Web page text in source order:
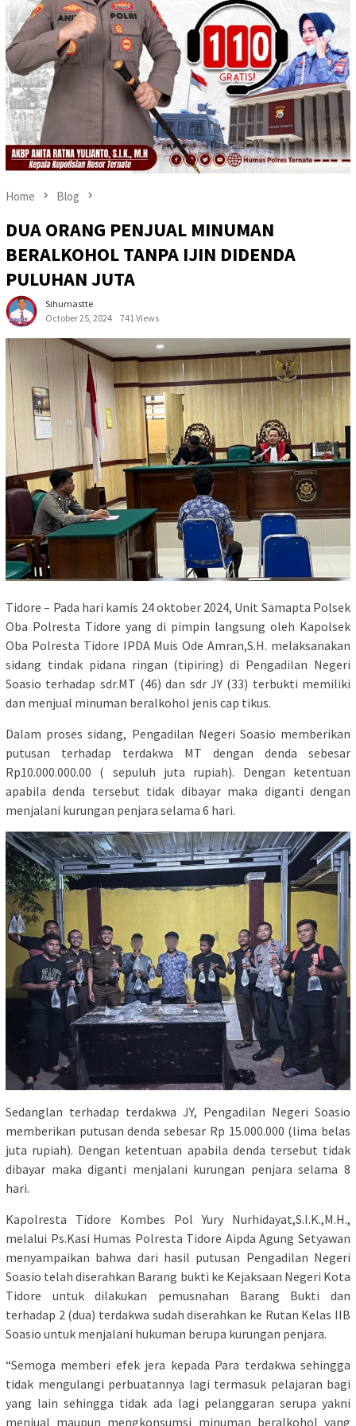
Home Blog
DUA ORANG PENJUAL MINUMAN
BERALKOHOL TANPA IJIN DIDENDA
PULUHAN JUTA
Sihumastte
October 25, 2024
741 Views
Tidore – Pada hari kamis 24 oktober 2024, Unit Samapta Polsek
Oba Polresta Tidore yang di pimpin langsung oleh Kapolsek
Oba Polresta Tidore IPDA Muis Ode Amran,S.H. melaksanakan
sidang tindak pidana ringan (tipiring) di Pengadilan Negeri
Soasio terhadap sdr.MT (46) dan sdr JY (33) terbukti memiliki
dan menjual minuman beralkohol jenis cap tikus.
Dalam proses sidang, Pengadilan Negeri Soasio memberikan
putusan terhadap terdakwa MT dengan denda sebesar
Rp10.000.000.00 ( sepuluh juta rupiah). Dengan ketentuan
apabila denda tersebut tidak dibayar maka diganti dengan
menjalani kurungan penjara selama 6 hari.
Sedanglan terhadap terdakwa JY, Pengadilan Negeri Soasio
memberikan putusan denda sebesar Rp 15.000.000 (lima belas
juta rupiah). Dengan ketentuan apabila denda tersebut tidak
dibayar maka diganti menjalani kurungan penjara selama 8
hari.
Kapolresta Tidore Kombes Pol Yury Nurhidayat,S.I.K.,M.H.,
melalui Ps.Kasi Humas Polresta Tidore Aipda Agung Setyawan
menyampaikan bahwa dari hasil putusan Pengadilan Negeri
Soasio telah diserahkan Barang bukti ke Kejaksaan Negeri Kota
Tidore untuk dilakukan pemusnahan Barang Bukti dan
terhadap 2 (dua) terdakwa sudah diserahkan ke Rutan Kelas IIB
Soasio untuk menjalani hukuman berupa kurungan penjara.
“Semoga memberi efek jera kepada Para terdakwa sehingga
tidak mengulangi perbuatannya lagi termasuk pelajaran bagi
yang lain sehingga tidak ada lagi pelanggaran serupa yakni
menjual maupun mengkonsumsi minuman beralkohol yang